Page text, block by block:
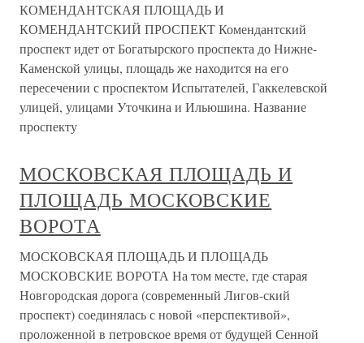
КОМЕНДАНТСКАЯ ПЛОЩАДЬ И
КОМЕНДАНТСКИЙ ПРОСПЕКТ Комендантский
проспект идет от Богатырского проспекта до Нижне-
Каменской улицы, площадь же находится на его
пересечении с проспектом Испытателей, Гаккелевской
улицей, улицами Уточкина и Ильюшина. Название
проспекту
МОСКОВСКАЯ ПЛОЩАДЬ И
ПЛОЩАДЬ МОСКОВСКИЕ
ВОРОТА
МОСКОВСКАЯ ПЛОЩАДЬ И ПЛОЩАДЬ
МОСКОВСКИЕ ВОРОТА На том месте, где старая
Новгородская дорога (современный Лигов-ский
проспект) соединялась с новой «перспективой»,
проложенной в петровское время от будущей Сенной